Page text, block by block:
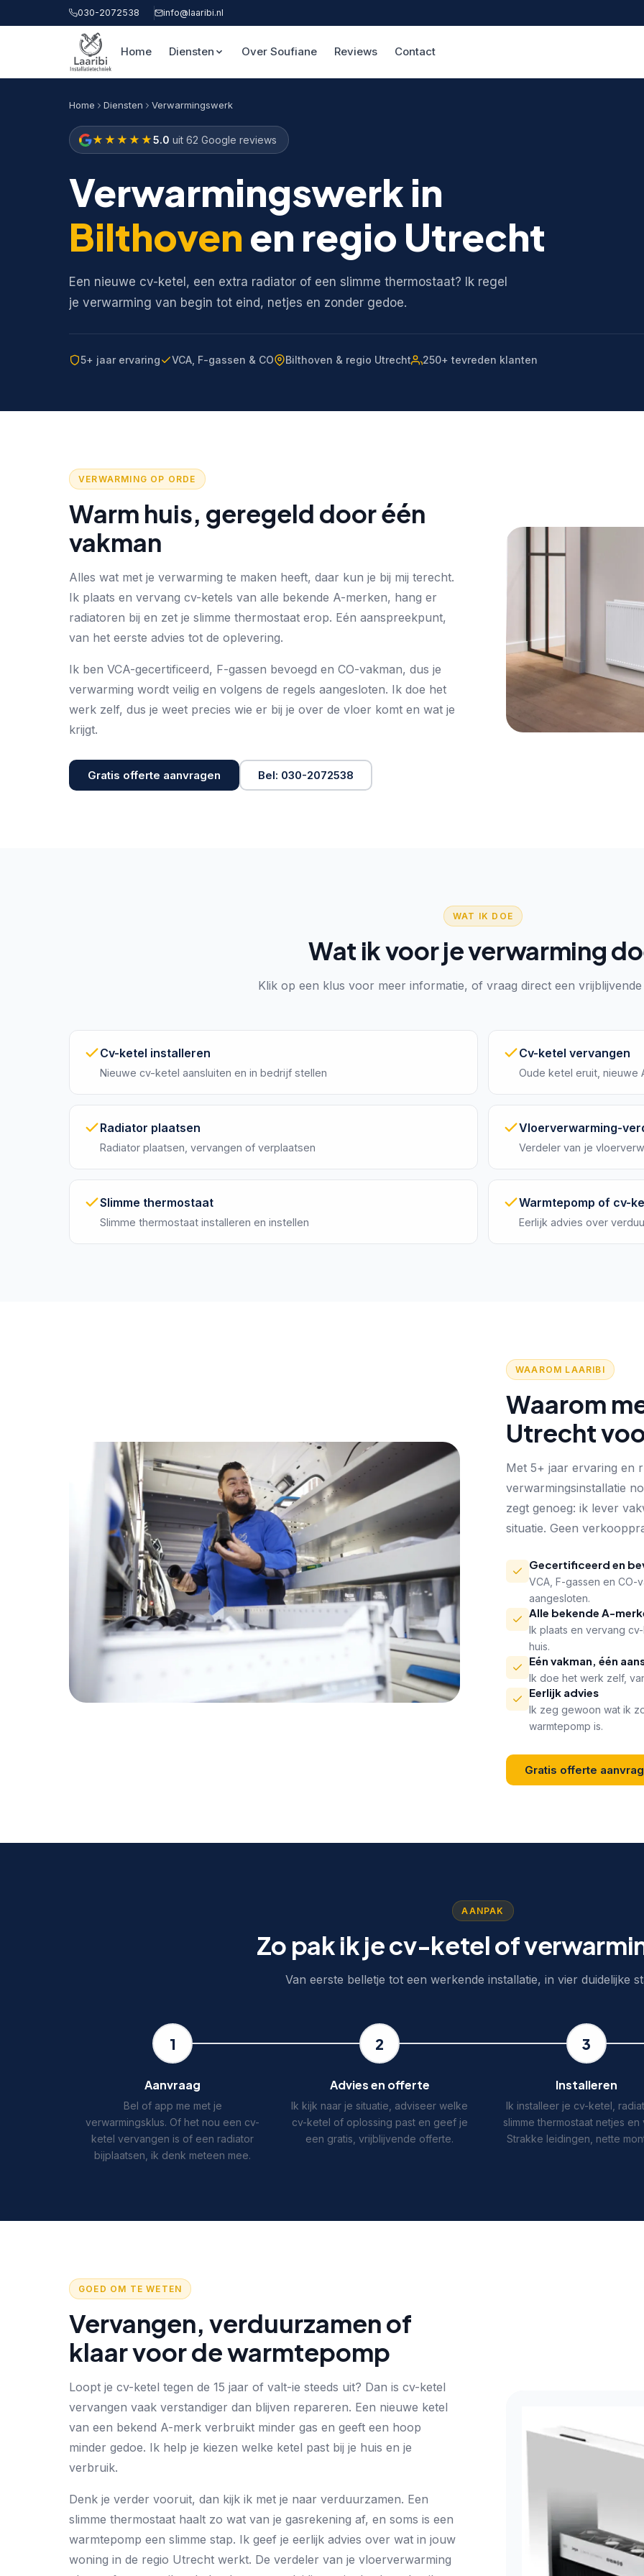
030-2072538 info@laaribi.nl
Home Diensten Over Soufiane Reviews Contact
Home Diensten Verwarmingswerk
★★★★★5.0 uit 62 Google reviews
Verwarmingswerk in
Bilthovenen regio Utrecht
Een nieuwe cv-ketel, een extra radiator of een slimme thermostaat? Ik regel
je verwarming van begin tot eind, netjes en zonder gedoe.
5+ jaar ervaring VCA, F-gassen & CO Bilthoven & regio Utrecht 250+ tevreden klanten
VERWARMING OP ORDE
Warm huis, geregeld door één
vakman
Alles wat met je verwarming te maken heeft, daar kun je bij mij terecht.
Ik plaats en vervang cv-ketels van alle bekende A-merken, hang er
radiatoren bij en zet je slimme thermostaat erop. Eén aanspreekpunt,
van het eerste advies tot de oplevering.
Ik ben VCA-gecertificeerd, F-gassen bevoegd en CO-vakman, dus je
verwarming wordt veilig en volgens de regels aangesloten. Ik doe het
werk zelf, dus je weet precies wie er bij je over de vloer komt en wat je
krijgt.
Gratis offerte aanvragen Bel: 030-2072538
WAT IK DOE
Wat ik voor je verwarming
Klik op een klus voor meer informatie, of vraag direct een
Cv-ketel installeren
Nieuwe cv-ketel aansluiten en in bedrijf stellen
Cv-ketel vervangen
Oude ketel eruit, nieuwe
Radiator plaatsen
Radiator plaatsen, vervangen of verplaatsen
Vloerverwarming-
Verdeler van je
Slimme thermostaat
Slimme thermostaat installeren en instellen
Warmtepomp of cv-
Eerlijk advies over
WAAROM LAARIBI
Waarom
Utrecht
Met 5+ jaar ervaring en
verwarmingsinstallatie
zegt genoeg: ik lever
situatie. Geen
Gecertificeerd en
VCA, F-gassen en
aangesloten.
Alle bekende A-
Ik plaats en vervang
huis.
Eén vakman, één
Ik doe het werk zelf,
Eerlijk advies
Ik zeg gewoon wat ik
warmtepomp is.
Gratis offerte
AANPAK
Zo pak ik je cv-ketel of
Van eerste belletje tot een werkende installatie, in vier duidelijke
1
Aanvraag
Bel of app me met je
verwarmingsklus. Of het nou een cv-
ketel vervangen is of een radiator
bijplaatsen, ik denk meteen mee.
2
Advies en offerte
Ik kijk naar je situatie, adviseer welke
cv-ketel of oplossing past en geef je
een gratis, vrijblijvende offerte.
3
Installeren
Ik installeer je cv-ketel,
slimme thermostaat netjes en
Strakke leidingen, nette
GOED OM TE WETEN
Vervangen, verduurzamen of
klaar voor de warmtepomp
Loopt je cv-ketel tegen de 15 jaar of valt-ie steeds uit? Dan is cv-ketel
vervangen vaak verstandiger dan blijven repareren. Een nieuwe ketel
van een bekend A-merk verbruikt minder gas en geeft een hoop
minder gedoe. Ik help je kiezen welke ketel past bij je huis en je
verbruik.
Denk je verder vooruit, dan kijk ik met je naar verduurzamen. Een
slimme thermostaat haalt zo wat van je gasrekening af, en soms is een
warmtepomp een slimme stap. Ik geef je eerlijk advies over wat in jouw
woning in de regio Utrecht werkt. De verdeler van je vloerverwarming